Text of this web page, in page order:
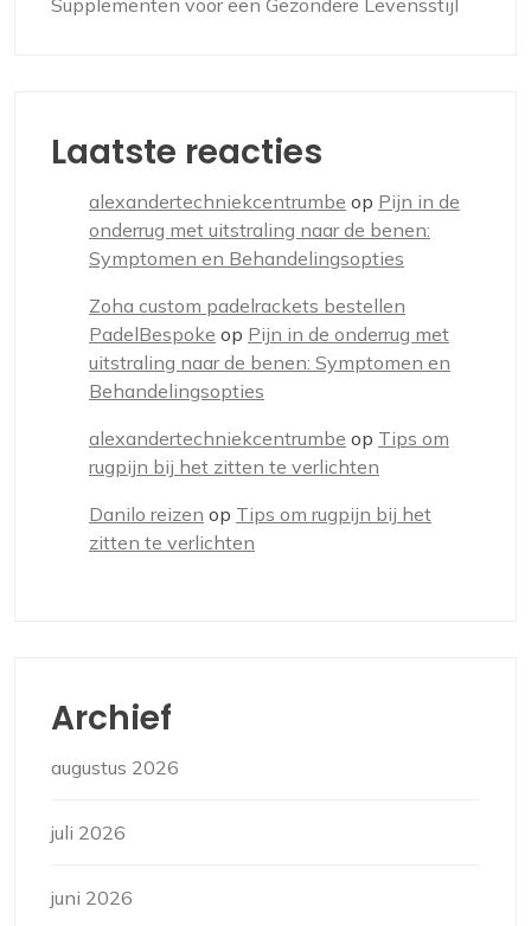
Supplementen voor een Gezondere Levensstijl
Laatste reacties
alexandertechniekcentrumbe op Pijn in de
onderrug met uitstraling naar de benen:
Symptomen en Behandelingsopties
Zoha custom padelrackets bestellen
PadelBespoke op Pijn in de onderrug met
uitstraling naar de benen: Symptomen en
Behandelingsopties
alexandertechniekcentrumbe op Tips om
rugpijn bij het zitten te verlichten
Danilo reizen op Tips om rugpijn bij het
zitten te verlichten
Archief
augustus 2026
juli 2026
juni 2026